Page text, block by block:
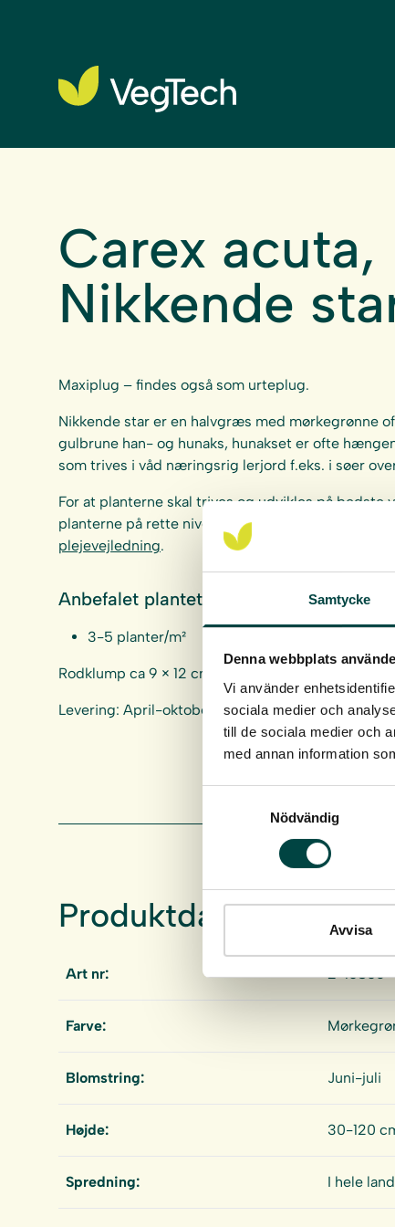
Samtycke
Denna webbplats
Vi använder
sociala medier och
till de sociala medier och
med annan information
Nödvändig
Avvisa
Carex acuta,
Nikkende
Maxiplug – findes også som urteplug.
Nikkende star er en halvgræs med mørkegrønne
gulbrune han- og hunaks, hunakset er ofte
som trives i våd næringsrig lerjord f.eks. i søer
For at planterne skal trives og udvikles på bedste
planterne på rette niveau i forhold til
plejevejledning.
Anbefalet plantetæthed:
3-5 planter/m²
Rodklump ca 9 × 12 cm, Rodvolum ca 1 liter.
Levering: April-oktober
Produktdata
Art nr: 2-10806
Farve:
Blomstring: Juni-juli
Højde: 30-120
Spredning: I hele